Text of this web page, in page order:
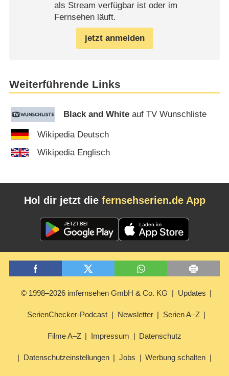
als Stream verfügbar ist oder im
Fernsehen läuft.
jetzt anmelden
Weiterführende Links
Black and White auf TV Wunschliste
Wikipedia Deutsch
Wikipedia Englisch
Hol dir jetzt die fernsehserien.de App
© 1998–2026 imfernsehen GmbH & Co. KG Updates
SerienChecker-Podcast Newsletter Serien A–Z
Filme A–Z Impressum Datenschutz
Datenschutzeinstellungen Jobs Werbung schalten